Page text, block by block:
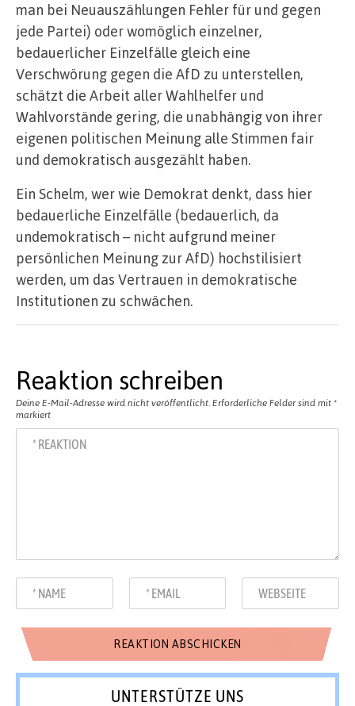
man bei Neuauszählungen Fehler für und gegen
jede Partei) oder womöglich einzelner,
bedauerlicher Einzelfälle gleich eine
Verschwörung gegen die AfD zu unterstellen,
schätzt die Arbeit aller Wahlhelfer und
Wahlvorstände gering, die unabhängig von ihrer
eigenen politischen Meinung alle Stimmen fair
und demokratisch ausgezählt haben.
Ein Schelm, wer wie Demokrat denkt, dass hier
bedauerliche Einzelfälle (bedauerlich, da
undemokratisch – nicht aufgrund meiner
persönlichen Meinung zur AfD) hochstilisiert
werden, um das Vertrauen in demokratische
Institutionen zu schwächen.
Reaktion schreiben
Deine E-Mail-Adresse wird nicht veröffentlicht. Erforderliche Felder sind mit *
markiert
UNTERSTÜTZE UNS